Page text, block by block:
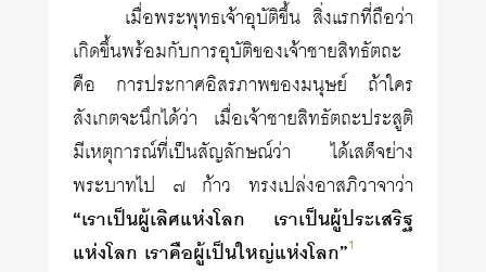
เมื่อพระพุทธเจ้าอุบัติขึ้น สิ่งแรกที่ถือว่า
เกิดขึ้นพร้อมกับการอุบัติของเจ้าชายสิทธัตถะ
คือ การประกาศอิสรภาพของมนุษย์ ถ้าใคร
สังเกตจะนึกได้ว่า เมื่อเจ้าชายสิทธัตถะประสูติ
มีเหตุการณ์ที่เป็นสัญลักษณ์ว่า ได้เสด็จย่าง
พระบาทไป ๗ ก้าว ทรงเปล่งอาสภิวาจาว่า
“เราเป็นผู้เลิศแห่งโลก เราเป็นผู้ประเสริฐ
แห่งโลก เราคือผู้เป็นใหญ่แห่งโลก”1